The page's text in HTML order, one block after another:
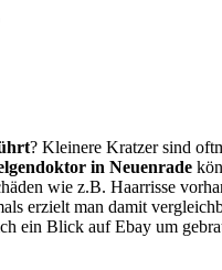
? Kleinere Kratzer sind
in Neuenrade
wie z.B. Haarrisse
erzielt man damit
ein Blick auf Ebay um